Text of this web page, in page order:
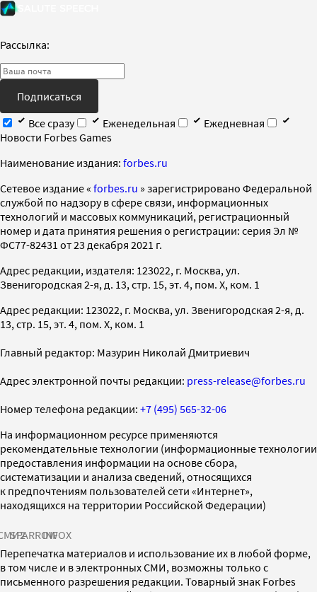
Рассылка:
Подписаться
Все сразу
Еженедельная
Ежедневная
Новости Forbes Games
Наименование издания: forbes.ru
Cетевое издание « forbes.ru » зарегистрировано Федеральной
службой по надзору в сфере связи, информационных
технологий и массовых коммуникаций, регистрационный
номер и дата принятия решения о регистрации: серия Эл №
ФС77-82431 от 23 декабря 2021 г.
Адрес редакции, издателя: 123022, г. Москва, ул.
Звенигородская 2-я, д. 13, стр. 15, эт. 4, пом. X, ком. 1
Адрес редакции: 123022, г. Москва, ул. Звенигородская 2-я, д.
13, стр. 15, эт. 4, пом. X, ком. 1
Главный редактор: Мазурин Николай Дмитриевич
Адрес электронной почты редакции: press-release@forbes.ru
Номер телефона редакции: +7 (495) 565-32-06
На информационном ресурсе применяются
рекомендательные технологии (информационные технологии
предоставления информации на основе сбора,
систематизации и анализа сведений, относящихся
к предпочтениям пользователей сети «Интернет»,
находящихся на территории Российской Федерации)
SPARROWINFOX
Перепечатка материалов и использование их в любой форме,
в том числе и в электронных СМИ, возможны только с
письменного разрешения редакции. Товарный знак Forbes